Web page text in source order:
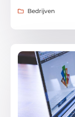
Bedrijven